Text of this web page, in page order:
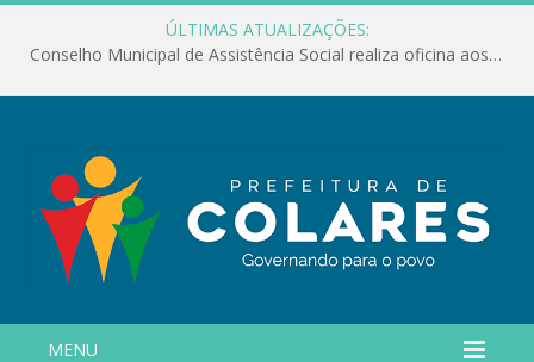
ÚLTIMAS ATUALIZAÇÕES:
Conselho Municipal de Assistência Social realiza oficina aos servidores
MENU